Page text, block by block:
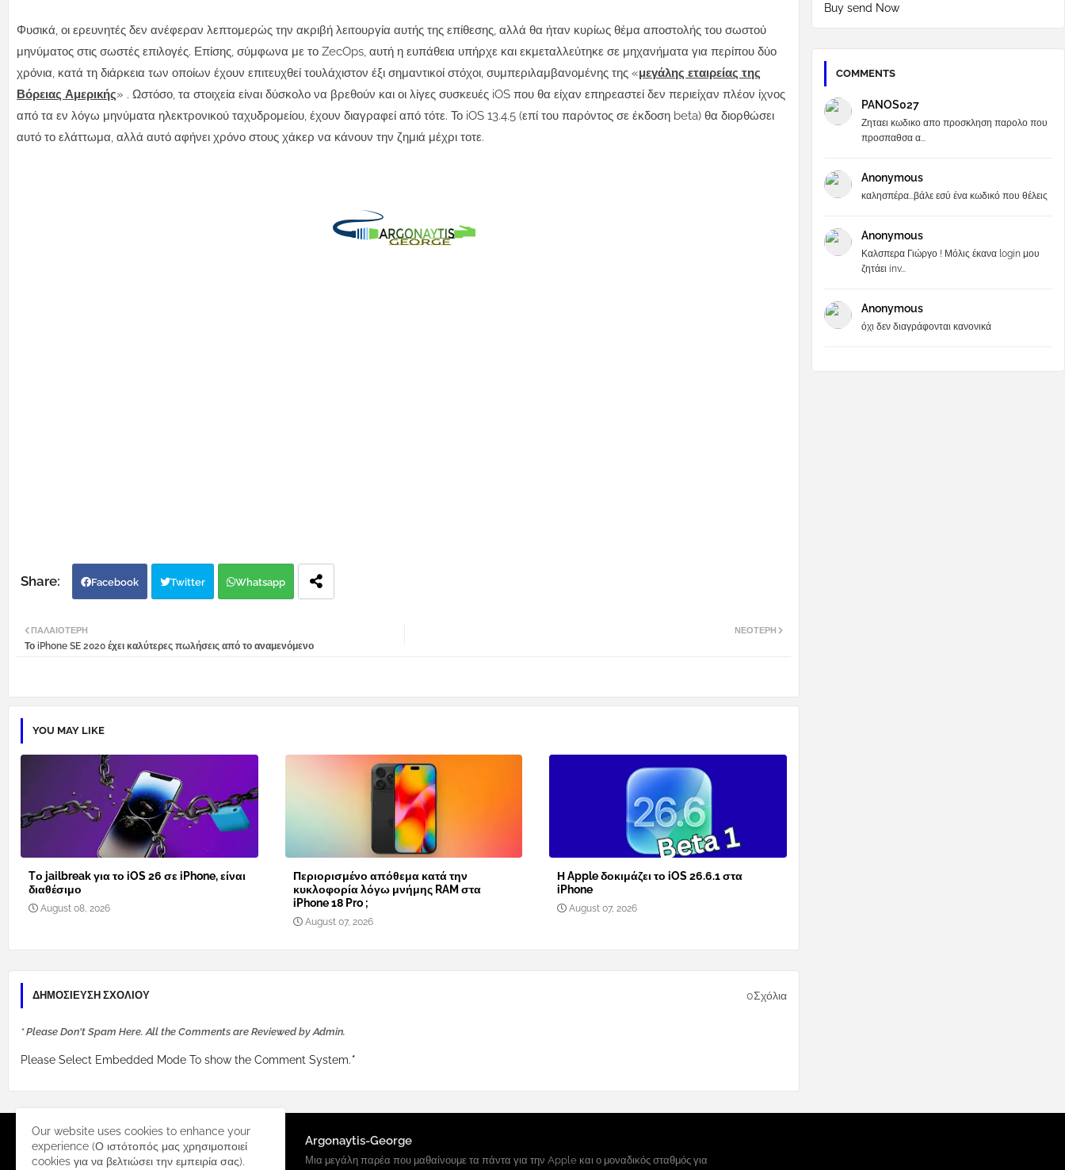
Φυσικά, οι ερευνητές δεν ανέφεραν λεπτομερώς την ακριβή λειτουργία αυτής της επίθεσης, αλλά θα ήταν κυρίως θέμα αποστολής του σωστού
μηνύματος στις σωστές επιλογές. Επίσης, σύμφωνα με το ZecOps, αυτή η ευπάθεια υπήρχε και εκμεταλλεύτηκε σε μηχανήματα για περίπου δύο
χρόνια, κατά τη διάρκεια των οποίων έχουν επιτευχθεί τουλάχιστον έξι σημαντικοί στόχοι, συμπεριλαμβανομένης της «μεγάλης εταιρείας της
Βόρειας Αμερικής» . Ωστόσο, τα στοιχεία είναι δύσκολο να βρεθούν και οι λίγες συσκευές iOS που θα είχαν επηρεαστεί δεν περιείχαν πλέον ίχνος
από τα εν λόγω μηνύματα ηλεκτρονικού ταχυδρομείου, έχουν διαγραφεί από τότε. Το iOS 13.4.5 (επί του παρόντος σε έκδοση beta) θα διορθώσει
αυτό το ελάττωμα, αλλά αυτό αφήνει χρόνο στους χάκερ να κάνουν την ζημιά μέχρι τοτε.
Facebook Twitter Whatsapp
ΝΕΌΤΕΡΗ
ΠΑΛΑΙΌΤΕΡΗ
Το iPhone SE 2020 έχει καλύτερες πωλήσεις από το αναμενόμενο
YOU MAY LIKE
Tο jailbreak για το iOS 26 σε iPhone, είναι
διαθέσιμο
August 08, 2026
Περιορισμένο απόθεμα κατά την
κυκλοφορία λόγω μνήμης RAM στα
iPhone 18 Pro ;
August 07, 2026
Η Apple δοκιμάζει το iOS 26.6.1 στα
iPhone
August 07, 2026
ΔΗΜΟΣΊΕΥΣΗ ΣΧΟΛΊΟΥ 0Σχόλια
* Please Don't Spam Here. All the Comments are Reviewed by Admin.
Please Select Embedded Mode To show the Comment System.*
Buy send Now
COMMENTS
PANOS027
Ζηταει κωδικο απο προσκληση παρολο που
προσπαθσα α...
Anonymous
καλησπέρα...βάλε εσύ ένα κωδικό που θέλεις
Anonymous
Καλσπερα Γιώργο ! Μόλις έκανα login μου
ζητάει inv...
Anonymous
όχι δεν διαγράφονται κανονικά
Argonaytis-George
Μια μεγάλη παρέα που μαθαίνουμε τα πάντα για την Apple και ο μοναδικός σταθμός για
Our website uses cookies to enhance your
experience (Ο ιστότοπός μας χρησιμοποιεί
cookies για να βελτιώσει την εμπειρία σας).